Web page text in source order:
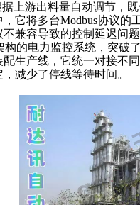
上游出料量自动调节，
它将多台Modbus协议
兼容导致的控制延迟问
构的电力监控系统，突破
生产线，它统一对接不
减少了停线等待时间。